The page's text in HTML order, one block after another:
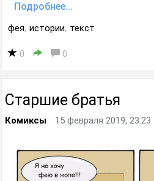
Подробнее...
фея, истории, текст
0 0
Старшие братья
Комиксы 15 февраля 2019, 23:23